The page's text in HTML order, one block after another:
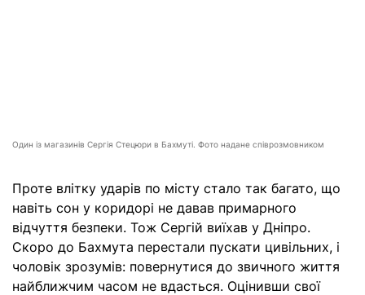
Один із магазинів Сергія Стецюри в Бахмуті. Фото надане співрозмовником
Проте влітку ударів по місту стало так багато, що
навіть сон у коридорі не давав примарного
відчуття безпеки. Тож Сергій виїхав у Дніпро.
Скоро до Бахмута перестали пускати цивільних, і
чоловік зрозумів: повернутися до звичного життя
найближчим часом не вдасться. Оцінивши свої